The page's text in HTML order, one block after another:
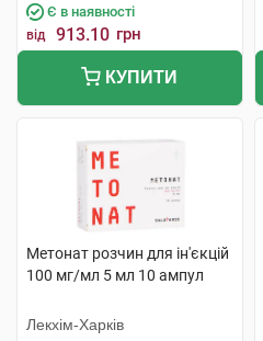
Є в наявності
від 913.10 грн
КУПИТИ
Метонат розчин для ін'єкцій
100 мг/мл 5 мл 10 ампул
Лекхім-Харків